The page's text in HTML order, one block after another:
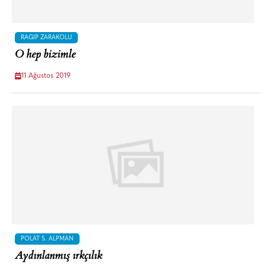
RAGIP ZARAKOLU
O hep bizimle
11 Ağustos 2019
POLAT S. ALPMAN
Aydınlanmış ırkçılık